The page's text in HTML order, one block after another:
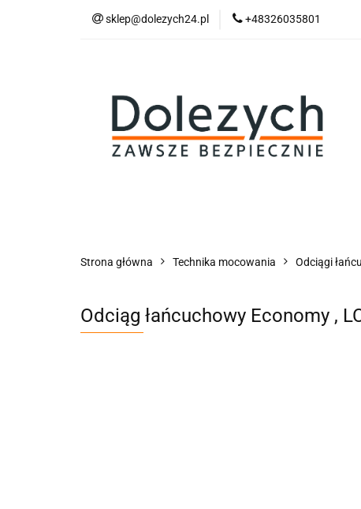
sklep@dolezych24.pl +48326035801
Technika mocowania
Strona główna Technika mocowania Odciągi
Odciąg łańcuchowy Economy ,